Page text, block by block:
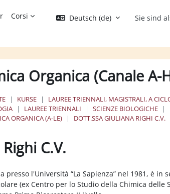
Corsi Deutsch ‎(de)‎ Sie sind
Organica (Canale A-
KURSE LAUREE TRIENNALI, MAGISTRALI, A
LAUREE TRIENNALI SCIENZE BIOLOGICHE
ORGANICA (A-LE)
DOTT.SSA GIULIANA RIGHI C.V.
C.V.
presso l'Università “La Sapienza” nel 1981, è in
(ex Centro per lo Studio della Chimica delle